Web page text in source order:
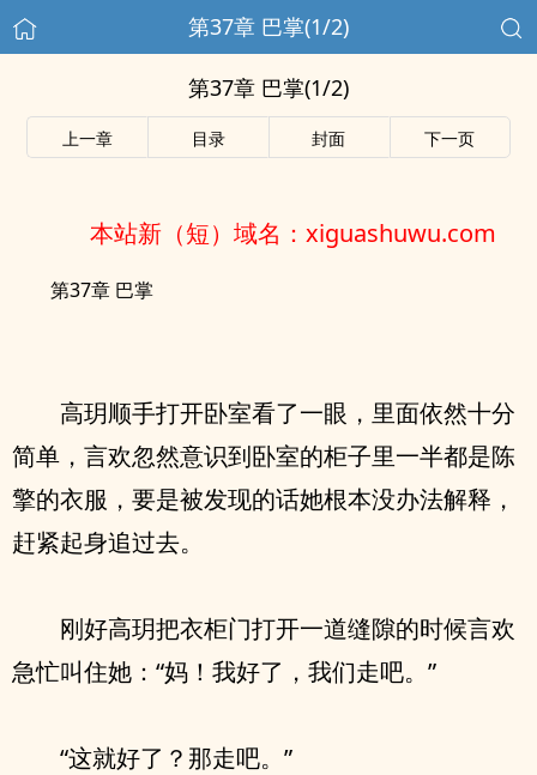
第37章 巴掌(1/2)
第37章 巴掌(1/2)
上一章 目录 封面 下一页
本站新（短）域名：xiguashuwu.com
第37章 巴掌
高玥顺手打开卧室看了一眼，里面依然十分
简单，言欢忽然意识到卧室的柜子里一半都是陈
擎的衣服，要是被发现的话她根本没办法解释，
赶紧起身追过去。
刚好高玥把衣柜门打开一道缝隙的时候言欢
急忙叫住她：“妈！我好了，我们走吧。”
“这就好了？那走吧。”